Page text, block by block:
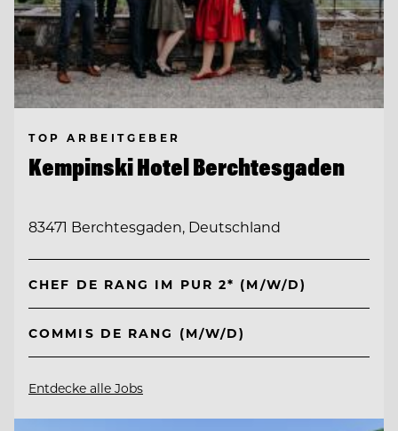
TOP ARBEITGEBER
Kempinski Hotel Berchtesgaden
83471 Berchtesgaden, Deutschland
CHEF DE RANG IM PUR 2* (M/W/D)
COMMIS DE RANG (M/W/D)
Entdecke alle Jobs